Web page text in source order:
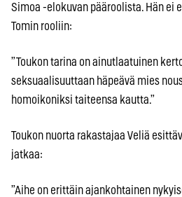
Simoa -elokuvan pääroolista. Hän ei
Tomin rooliin:
”Toukon tarina on ainutlaatuinen
seksuaalisuuttaan häpeävä mies
homoikoniksi taiteensa kautta.”
Toukon nuorta rakastajaa Veliä
jatkaa:
”Aihe on erittäin ajankohtainen